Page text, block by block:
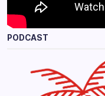
PODCAST